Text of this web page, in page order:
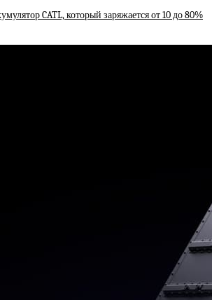
CATL, который заряжается от 10 до 80%